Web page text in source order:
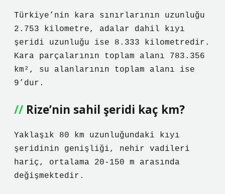
Türkiye’nin kara sınırlarının uzunluğu
2.753 kilometre, adalar dahil kıyı
şeridi uzunluğu ise 8.333 kilometredir.
Kara parçalarının toplam alanı 783.356
km², su alanlarının toplam alanı ise
9’dur.
Rize’nin sahil şeridi kaç km?
Yaklaşık 80 km uzunluğundaki kıyı
şeridinin genişliği, nehir vadileri
hariç, ortalama 20-150 m arasında
değişmektedir.